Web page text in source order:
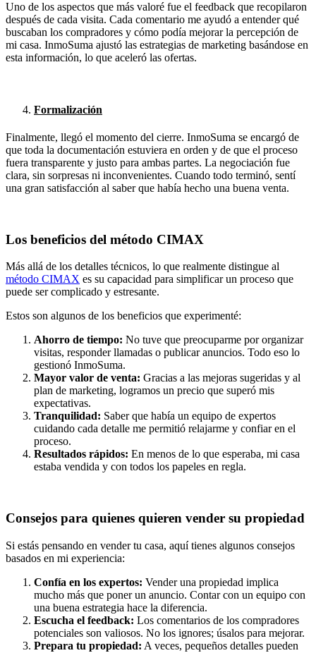
Uno de los aspectos que más valoré fue el feedback que recopilaron
después de cada visita. Cada comentario me ayudó a entender qué
buscaban los compradores y cómo podía mejorar la percepción de
mi casa. InmoSuma ajustó las estrategias de marketing basándose en
esta información, lo que aceleró las ofertas.
Formalización
Finalmente, llegó el momento del cierre. InmoSuma se encargó de
que toda la documentación estuviera en orden y de que el proceso
fuera transparente y justo para ambas partes. La negociación fue
clara, sin sorpresas ni inconvenientes. Cuando todo terminó, sentí
una gran satisfacción al saber que había hecho una buena venta.
Los beneficios del método CIMAX
Más allá de los detalles técnicos, lo que realmente distingue al
método CIMAX es su capacidad para simplificar un proceso que
puede ser complicado y estresante.
Estos son algunos de los beneficios que experimenté:
Ahorro de tiempo: No tuve que preocuparme por organizar
visitas, responder llamadas o publicar anuncios. Todo eso lo
gestionó InmoSuma.
Mayor valor de venta: Gracias a las mejoras sugeridas y al
plan de marketing, logramos un precio que superó mis
expectativas.
Tranquilidad: Saber que había un equipo de expertos
cuidando cada detalle me permitió relajarme y confiar en el
proceso.
Resultados rápidos: En menos de lo que esperaba, mi casa
estaba vendida y con todos los papeles en regla.
Consejos para quienes quieren vender su propiedad
Si estás pensando en vender tu casa, aquí tienes algunos consejos
basados en mi experiencia:
Confía en los expertos: Vender una propiedad implica
mucho más que poner un anuncio. Contar con un equipo con
una buena estrategia hace la diferencia.
Escucha el feedback: Los comentarios de los compradores
potenciales son valiosos. No los ignores; úsalos para mejorar.
Prepara tu propiedad: A veces, pequeños detalles pueden